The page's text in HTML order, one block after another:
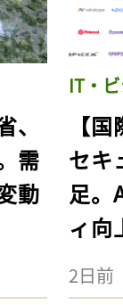
需
動
IT・
【
セキ
足。
ィ向
2日前